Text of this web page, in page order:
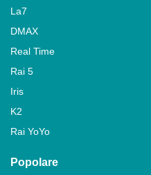
La7
DMAX
Real Time
Rai 5
Iris
K2
Rai YoYo
Popolare